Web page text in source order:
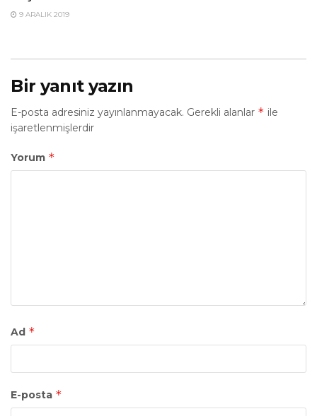
9 ARALIK 2019
Bir yanıt yazın
E-posta adresiniz yayınlanmayacak. Gerekli alanlar * ile
işaretlenmişlerdir
Yorum *
Ad *
E-posta *